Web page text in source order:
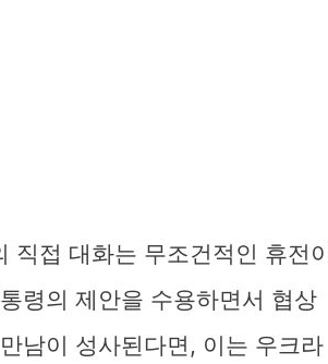
직접 대화는 무조건적인 휴전
령의 제안을 수용하면서 협상
남이 성사된다면, 이는 우크라